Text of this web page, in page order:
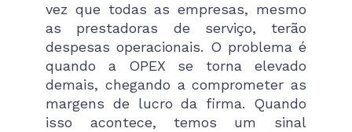
vez que todas as empresas, mesmo
as prestadoras de serviço, terão
despesas operacionais. O problema é
quando a OPEX se torna elevado
demais, chegando a comprometer as
margens de lucro da firma. Quando
isso acontece, temos um sinal